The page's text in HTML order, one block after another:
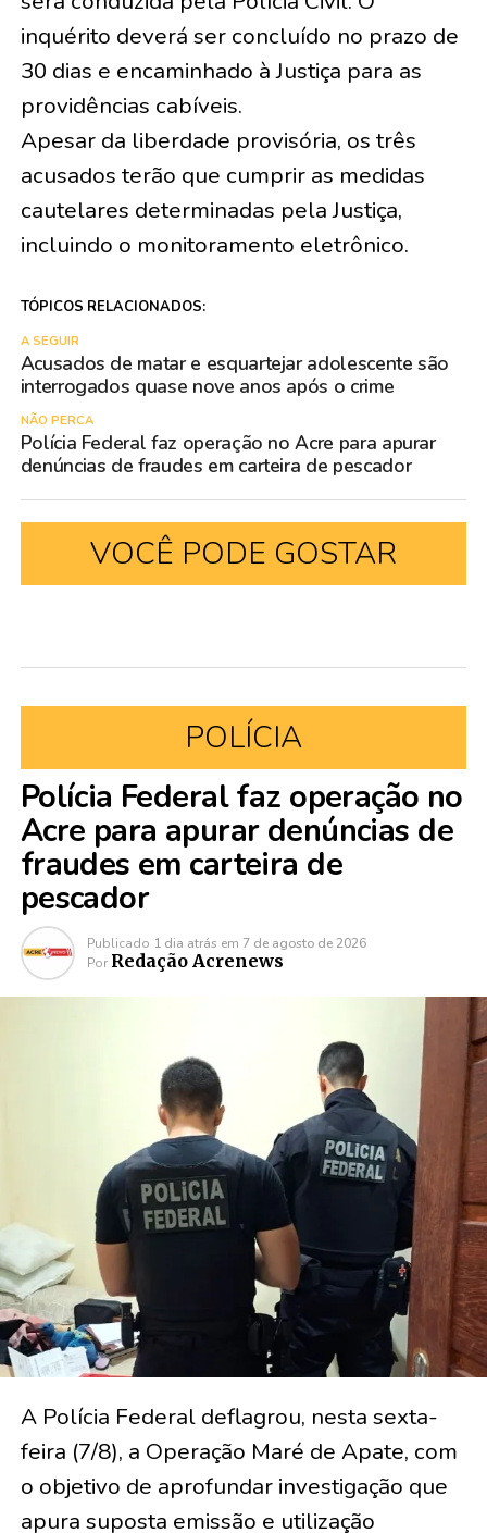
inquérito deverá ser concluído no prazo de
30 dias e encaminhado à Justiça para as
providências cabíveis.
Apesar da liberdade provisória, os três
acusados terão que cumprir as medidas
cautelares determinadas pela Justiça,
incluindo o monitoramento eletrônico.
TÓPICOS RELACIONADOS:
A SEGUIR
Acusados de matar e esquartejar adolescente são
interrogados quase nove anos após o crime
NÃO PERCA
Polícia Federal faz operação no Acre para apurar
denúncias de fraudes em carteira de pescador
VOCÊ PODE GOSTAR
POLÍCIA
Polícia Federal faz operação no
Acre para apurar denúncias de
fraudes em carteira de
pescador
Publicado 1 dia atrás em 7 de agosto de 2026
Por Redação Acrenews
A Polícia Federal deflagrou, nesta sexta-
feira (7/8), a Operação Maré de Apate, com
o objetivo de aprofundar investigação que
apura suposta emissão e utilização